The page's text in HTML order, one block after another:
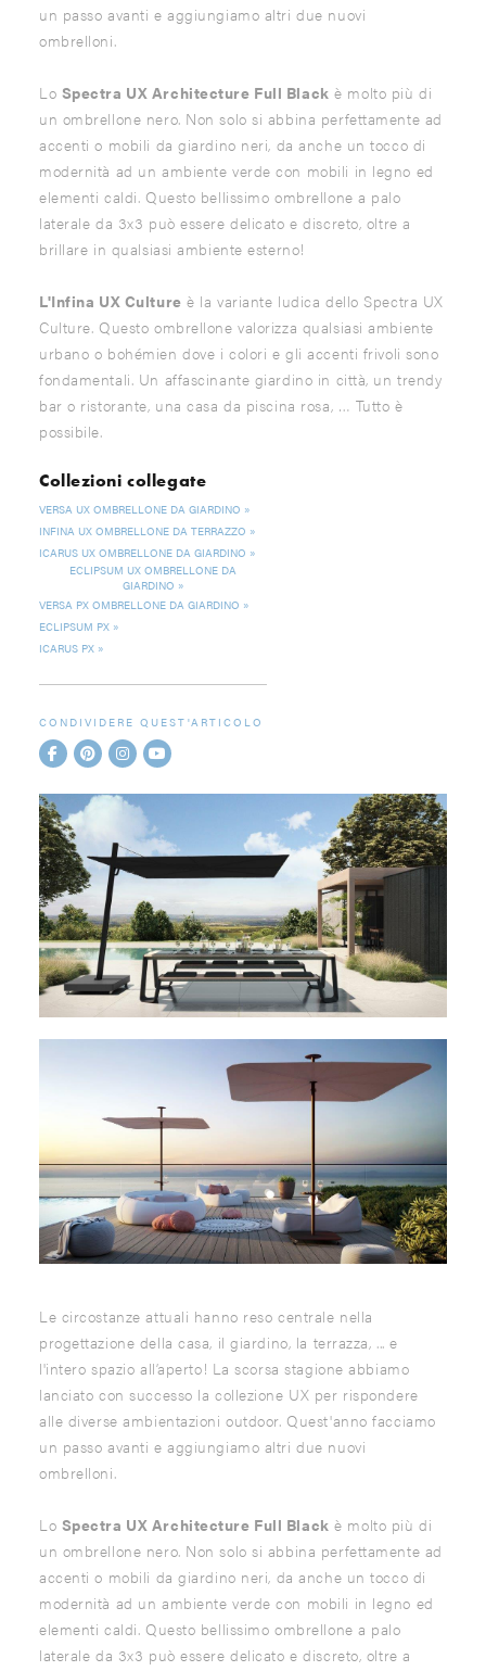
un passo avanti e aggiungiamo altri due nuovi
ombrelloni.
Lo Spectra UX Architecture Full Black è molto più di
un ombrellone nero. Non solo si abbina perfettamente ad
accenti o mobili da giardino neri, da anche un tocco di
modernità ad un ambiente verde con mobili in legno ed
elementi caldi. Questo bellissimo ombrellone a palo
laterale da 3x3 può essere delicato e discreto, oltre a
brillare in qualsiasi ambiente esterno!
L'Infina UX Culture è la variante ludica dello Spectra UX
Culture. Questo ombrellone valorizza qualsiasi ambiente
urbano o bohémien dove i colori e gli accenti frivoli sono
fondamentali. Un affascinante giardino in città, un trendy
bar o ristorante, una casa da piscina rosa, … Tutto è
possibile.
Collezioni collegate
VERSA UX OMBRELLONE DA GIARDINO
INFINA UX OMBRELLONE DA TERRAZZO
ICARUS UX OMBRELLONE DA GIARDINO
ECLIPSUM UX OMBRELLONE DA
GIARDINO
VERSA PX OMBRELLONE DA GIARDINO
ECLIPSUM PX
ICARUS PX
CONDIVIDERE QUEST'ARTICOLO
Le circostanze attuali hanno reso centrale nella
progettazione della casa, il giardino, la terrazza, ... e
l'intero spazio all’aperto! La scorsa stagione abbiamo
lanciato con successo la collezione UX per rispondere
alle diverse ambientazioni outdoor. Quest'anno facciamo
un passo avanti e aggiungiamo altri due nuovi
ombrelloni.
Lo Spectra UX Architecture Full Black è molto più di
un ombrellone nero. Non solo si abbina perfettamente ad
accenti o mobili da giardino neri, da anche un tocco di
modernità ad un ambiente verde con mobili in legno ed
elementi caldi. Questo bellissimo ombrellone a palo
laterale da 3x3 può essere delicato e discreto, oltre a